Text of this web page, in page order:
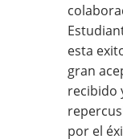
esta
gran
recibido
por el